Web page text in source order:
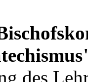
des